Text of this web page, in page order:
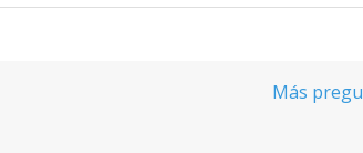
Más